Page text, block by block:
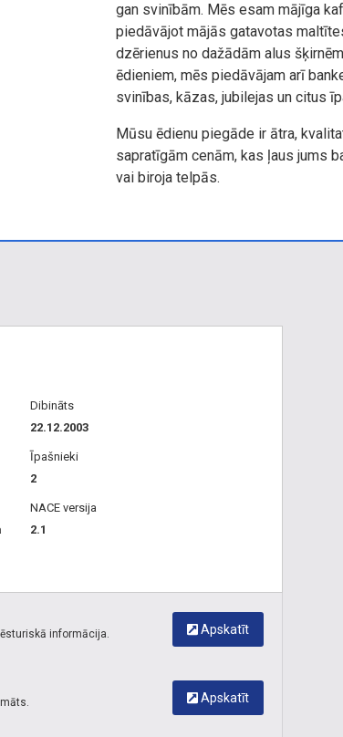
gan svinībām. Mēs esam mājīga
piedāvājot mājās gatavotas
dzērienus no dažādām alus
ēdieniem, mēs piedāvājam arī
svinības, kāzas, jubilejas un citus
Mūsu ēdienu piegāde ir ātra,
sapratīgām cenām, kas ļaus jums
vai biroja telpās.
Dibināts
22.12.2003
Īpašnieki
2
NACE versija
2.1
Apskatīt
informācija.
Apskatīt